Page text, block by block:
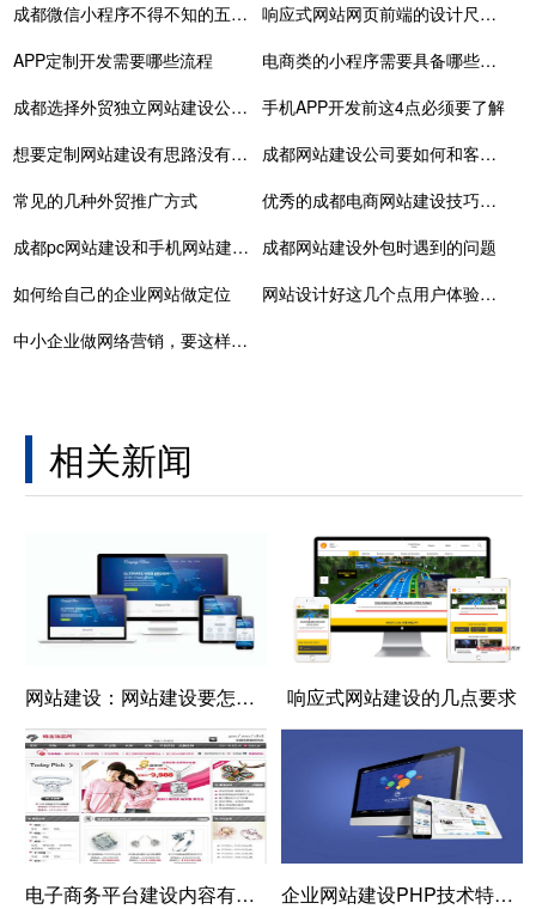
成都微信小程序不得不知的五点知识
响应式网站网页前端的设计尺寸标准
APP定制开发需要哪些流程
电商类的小程序需要具备哪些功能呢
成都选择外贸独立网站建设公司应注意哪些？
手机APP开发前这4点必须要了解
想要定制网站建设有思路没有界面和程序的实现怎么办
成都网站建设公司要如何和客户确定定制网站的要求
常见的几种外贸推广方式
优秀的成都电商网站建设技巧分享
成都pc网站建设和手机网站建设的不同之处是什么？
成都网站建设外包时遇到的问题
如何给自己的企业网站做定位
网站设计好这几个点用户体验不用愁
中小企业做网络营销，要这样选择网站建设企业
相关新闻
网站建设：网站建设要怎样进行方案的制定呢 响应式网站建设的几点要求
电子商务平台建设内容有哪些？电子商务平台建设方案 企业网站建设PHP技术特点与优势